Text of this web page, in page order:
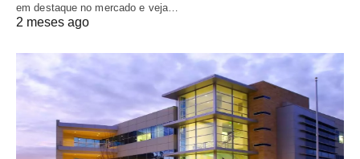
em destaque no mercado e veja…
2 meses ago